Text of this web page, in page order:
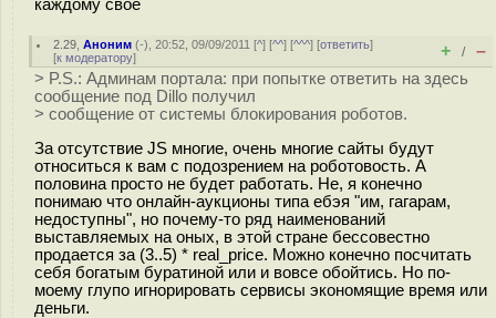
каждому своё
2.29 ,Аноним (-), 20:52, 09/09/2011 [^] [^^] [^^^] [ответить]
[к модератору] + / –
> P.S.: Админам портала: при попытке ответить на здесь
сообщение под Dillo получил
> сообщение от системы блокирования роботов.
За отсутствие JS многие, очень многие сайты будут
относиться к вам с подозрением на роботовость. А
половина просто не будет работать. Не, я конечно
понимаю что онлайн-аукционы типа ебэя "им, гагарам,
недоступны", но почему-то ряд наименований
выставляемых на оных, в этой стране бессовестно
продается за (3..5) * real_price. Можно конечно посчитать
себя богатым буратиной или и вовсе обойтись. Но по-
моему глупо игнорировать сервисы экономящие время или
деньги.